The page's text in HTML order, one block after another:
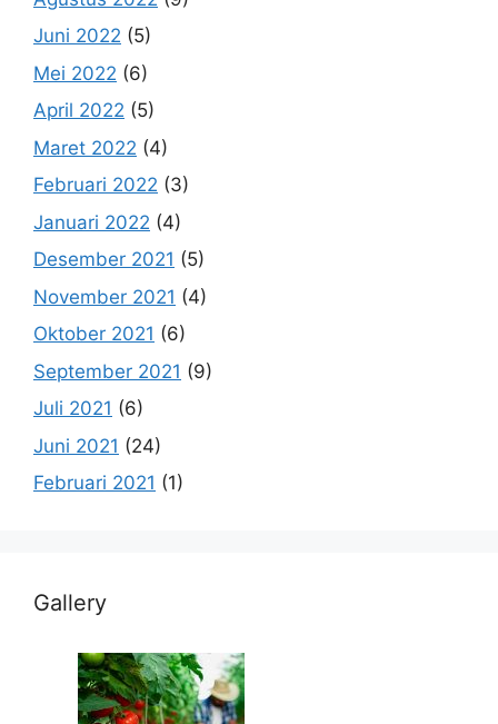
Juni 2022 (5)
Mei 2022 (6)
April 2022 (5)
Maret 2022 (4)
Februari 2022 (3)
Januari 2022 (4)
Desember 2021 (5)
November 2021 (4)
Oktober 2021 (6)
September 2021 (9)
Juli 2021 (6)
Juni 2021 (24)
Februari 2021 (1)
Gallery